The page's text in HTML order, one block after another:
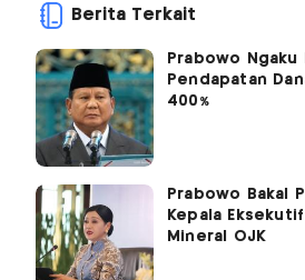
Berita Terkait
Prabowo Ngaku
Pendapatan
400%
Prabowo Bakal
Kepala
Mineral OJK